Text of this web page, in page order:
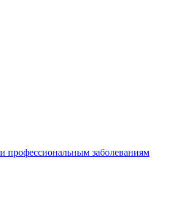
профессиональным заболеваниям